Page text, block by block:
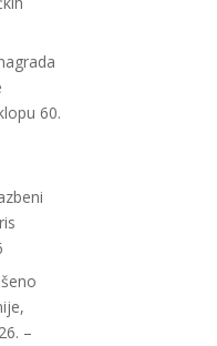
60.
–